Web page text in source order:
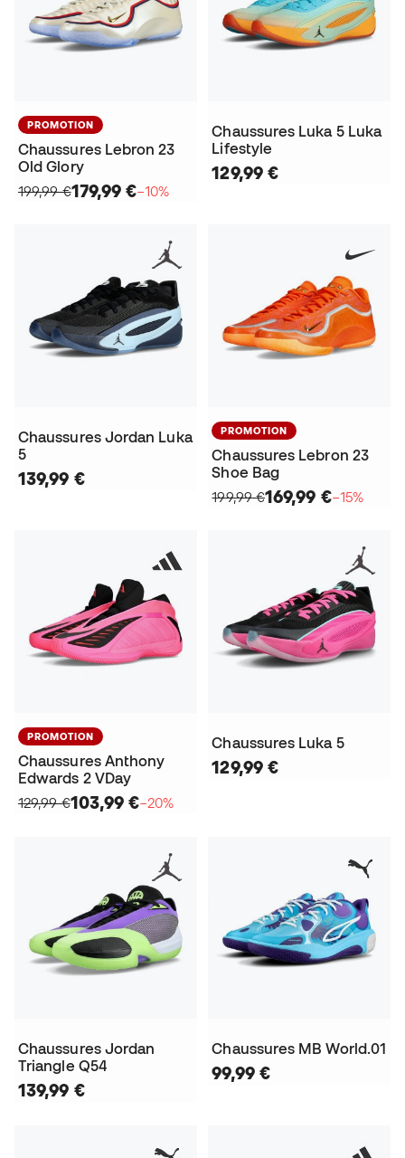
PROMOTION
Chaussures Lebron 23
Old Glory
199,99 €179,99 €−10%
Chaussures Luka 5 Luka
Lifestyle
129,99 €
Chaussures Jordan Luka
5
139,99 €
PROMOTION
Chaussures Lebron 23
Shoe Bag
199,99 €169,99 €−15%
PROMOTION
Chaussures Anthony
Edwards 2 VDay
129,99 €103,99 €−20%
Chaussures Luka 5
129,99 €
Chaussures Jordan
Triangle Q54
139,99 €
Chaussures MB World.01
99,99 €